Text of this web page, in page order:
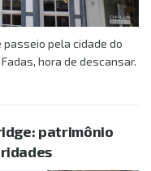
passeio pela cidade do
hora de descansar.
patrimônio